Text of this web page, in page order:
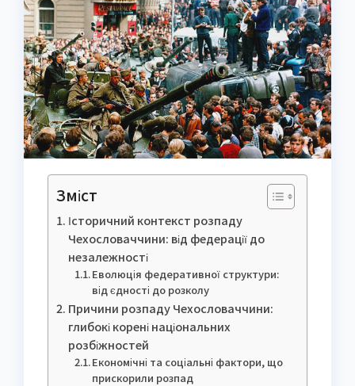
Зміст
Історичний контекст розпаду
Чехословаччини: від федерації до
незалежності
Еволюція федеративної структури:
від єдності до розколу
Причини розпаду Чехословаччини:
глибокі корені національних
розбіжностей
Економічні та соціальні фактори, що
прискорили розпад